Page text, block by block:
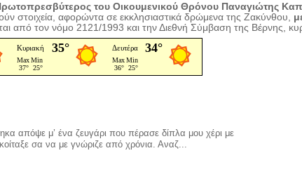
του Οικουμενικού Θρόνου Παναγιώτης
στοιχεία, αφορώντα σε εκκλησιαστικά δρώμενα της Ζακύνθου,
από τον νόμο 2121/1993 και την Διεθνή Σύμβαση της Βέρνης,
απόψε μ’ ένα ζευγάρι που πέρασε δίπλα μου χέρι με
σα να με γνώριζε από χρόνια. Αναζ...